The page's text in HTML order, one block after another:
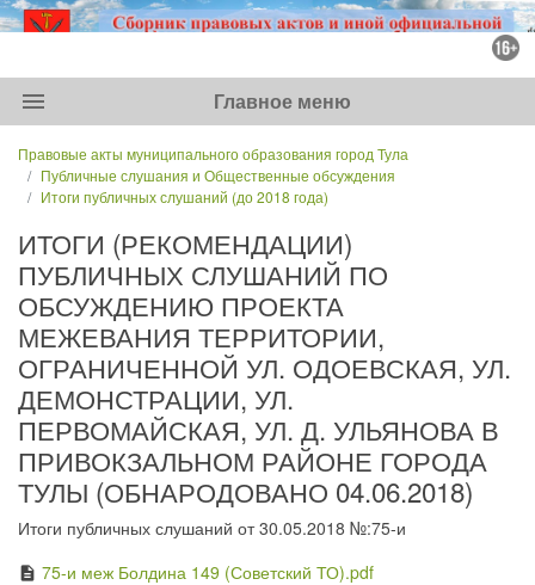
menu Главное меню
Правовые акты муниципального образования город Тула
Публичные слушания и Общественные обсуждения
Итоги публичных слушаний (до 2018 года)
ИТОГИ (РЕКОМЕНДАЦИИ)
ПУБЛИЧНЫХ СЛУШАНИЙ ПО
ОБСУЖДЕНИЮ ПРОЕКТА
МЕЖЕВАНИЯ ТЕРРИТОРИИ,
ОГРАНИЧЕННОЙ УЛ. ОДОЕВСКАЯ, УЛ.
ДЕМОНСТРАЦИИ, УЛ.
ПЕРВОМАЙСКАЯ, УЛ. Д. УЛЬЯНОВА В
ПРИВОКЗАЛЬНОМ РАЙОНЕ ГОРОДА
ТУЛЫ (ОБНАРОДОВАНО 04.06.2018)
Итоги публичных слушаний от 30.05.2018 №:75-и
description 75-и меж Болдина 149 (Советский ТО).pdf